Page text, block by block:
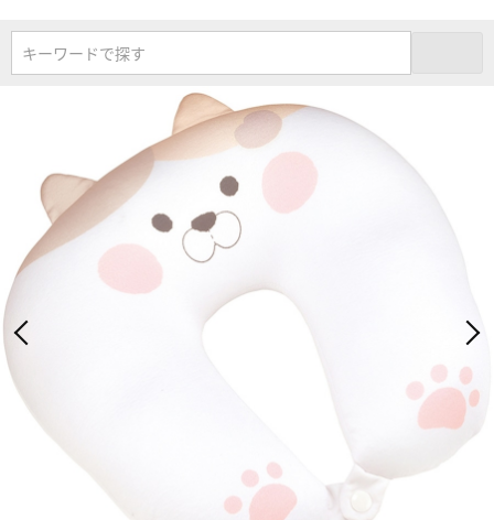
キーワードで探す